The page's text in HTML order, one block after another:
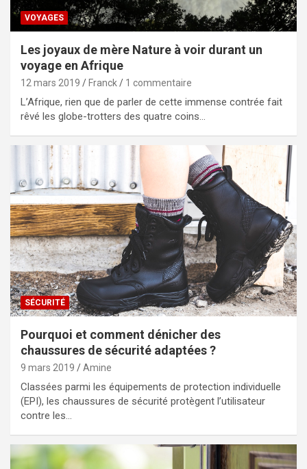
VOYAGES
Les joyaux de mère Nature à voir durant un
voyage en Afrique
12 mars 2019 Franck 1 commentaire
L’Afrique, rien que de parler de cette immense contrée fait
rêvé les globe-trotters des quatre coins…
SÉCURITÉ
Pourquoi et comment dénicher des
chaussures de sécurité adaptées ?
9 mars 2019 Amine
Classées parmi les équipements de protection individuelle
(EPI), les chaussures de sécurité protègent l’utilisateur
contre les…